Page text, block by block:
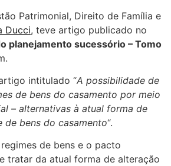
Patrimonial, Direito de Família e
Ducci, teve artigo publicado no
planejamento sucessório – Tomo
intitulado “A possibilidade de
de bens do casamento por meio
– alternativas à atual forma de
de bens do casamento“.
de bens e o pacto
tratar da atual forma de alteração